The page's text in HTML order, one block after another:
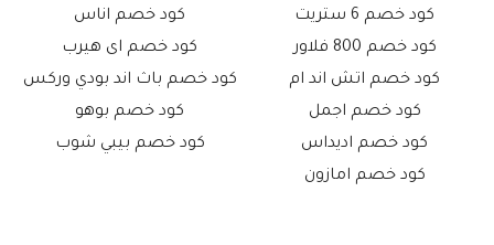
كود خصم 6 ستريت
كود خصم 800 فلاور
كود خصم اتش اند ام
كود خصم اجمل
كود خصم اديداس
كود خصم امازون
كود خصم اناس
كود خصم اى هيرب
كود خصم باث اند بودي وركس
كود خصم بوهو
كود خصم بيبي شوب